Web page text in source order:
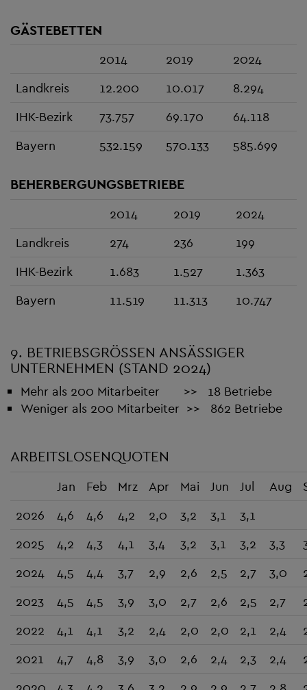
GÄSTEBETTEN
2014 2019
2024
Landkreis
12.200 10.017
8.294
IHK-Bezirk
73.757 69.170
64.118
Bayern
532.159 570.133 585.699
BEHERBERGUNGSBETRIEBE
2014 2019
2024
Landkreis
274 236
199
IHK-Bezirk
1.683 1.527
1.363
Bayern
11.519 11.313 10.747
9. BETRIEBSGRÖSSEN ANSÄSSIGER U
NTERNEHMEN (STAND 2024)
Mehr als 200 Mitarbeiter >> 18 Betriebe
Weniger als 200 Mitarbeiter >> 862 Betriebe
ARBEITSLOSENQUOTEN
Jan Feb Mrz Apr Mai Jun Jul Aug
2026
4,6 4,6 4,2 2,0 3,2 3,1
3,1
2025
4,2 4,3 4,1 3,4 3,2 3,1 3,2 3,3
2024
4,5 4,4 3,7 2,9 2,6 2,5 2,7 3,0
2023
4,5 4,5 3,9 3,0 2,7 2,6 2,5 2,7
2022
4,1 4,1 3,2 2,4 2,0 2,0 2,1 2,4
2021
4,7 4,8 3,9 3,0 2,6 2,4 2,3 2,4